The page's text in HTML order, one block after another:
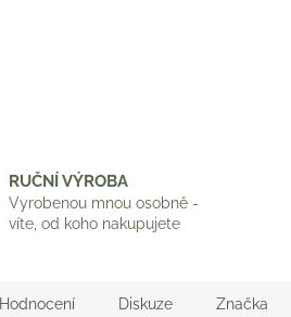
RUČNÍ VÝROBA
Vyrobenou mnou osobně -
víte, od koho nakupujete
Hodnocení Diskuze Značka